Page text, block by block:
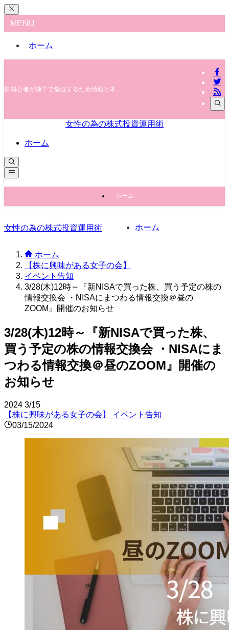
MENU
ホーム
株初心者が独学で勉強するため情報と本や動画などを紹介。株女子会の活動も
女性の為の株式投資運用術
ホーム
ホーム
女性の為の株式投資運用術 ホーム
ホーム
【株に興味がある女子の会】
イベント告知
3/28(木)12時～『新NISAで買った株、買う予定の株の
情報交換会 ・NISAにまつわる情報交換＠昼の
ZOOM』開催のお知らせ
3/28(木)12時～『新NISAで買った株、
買う予定の株の情報交換会 ・NISAにま
つわる情報交換＠昼のZOOM』開催の
お知らせ
2024 3/15
【株に興味がある女子の会】 イベント告知
03/15/2024